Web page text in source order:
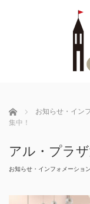
ホーム お知らせ・イン
集中！
アル・プラ
お知らせ・インフォメーション